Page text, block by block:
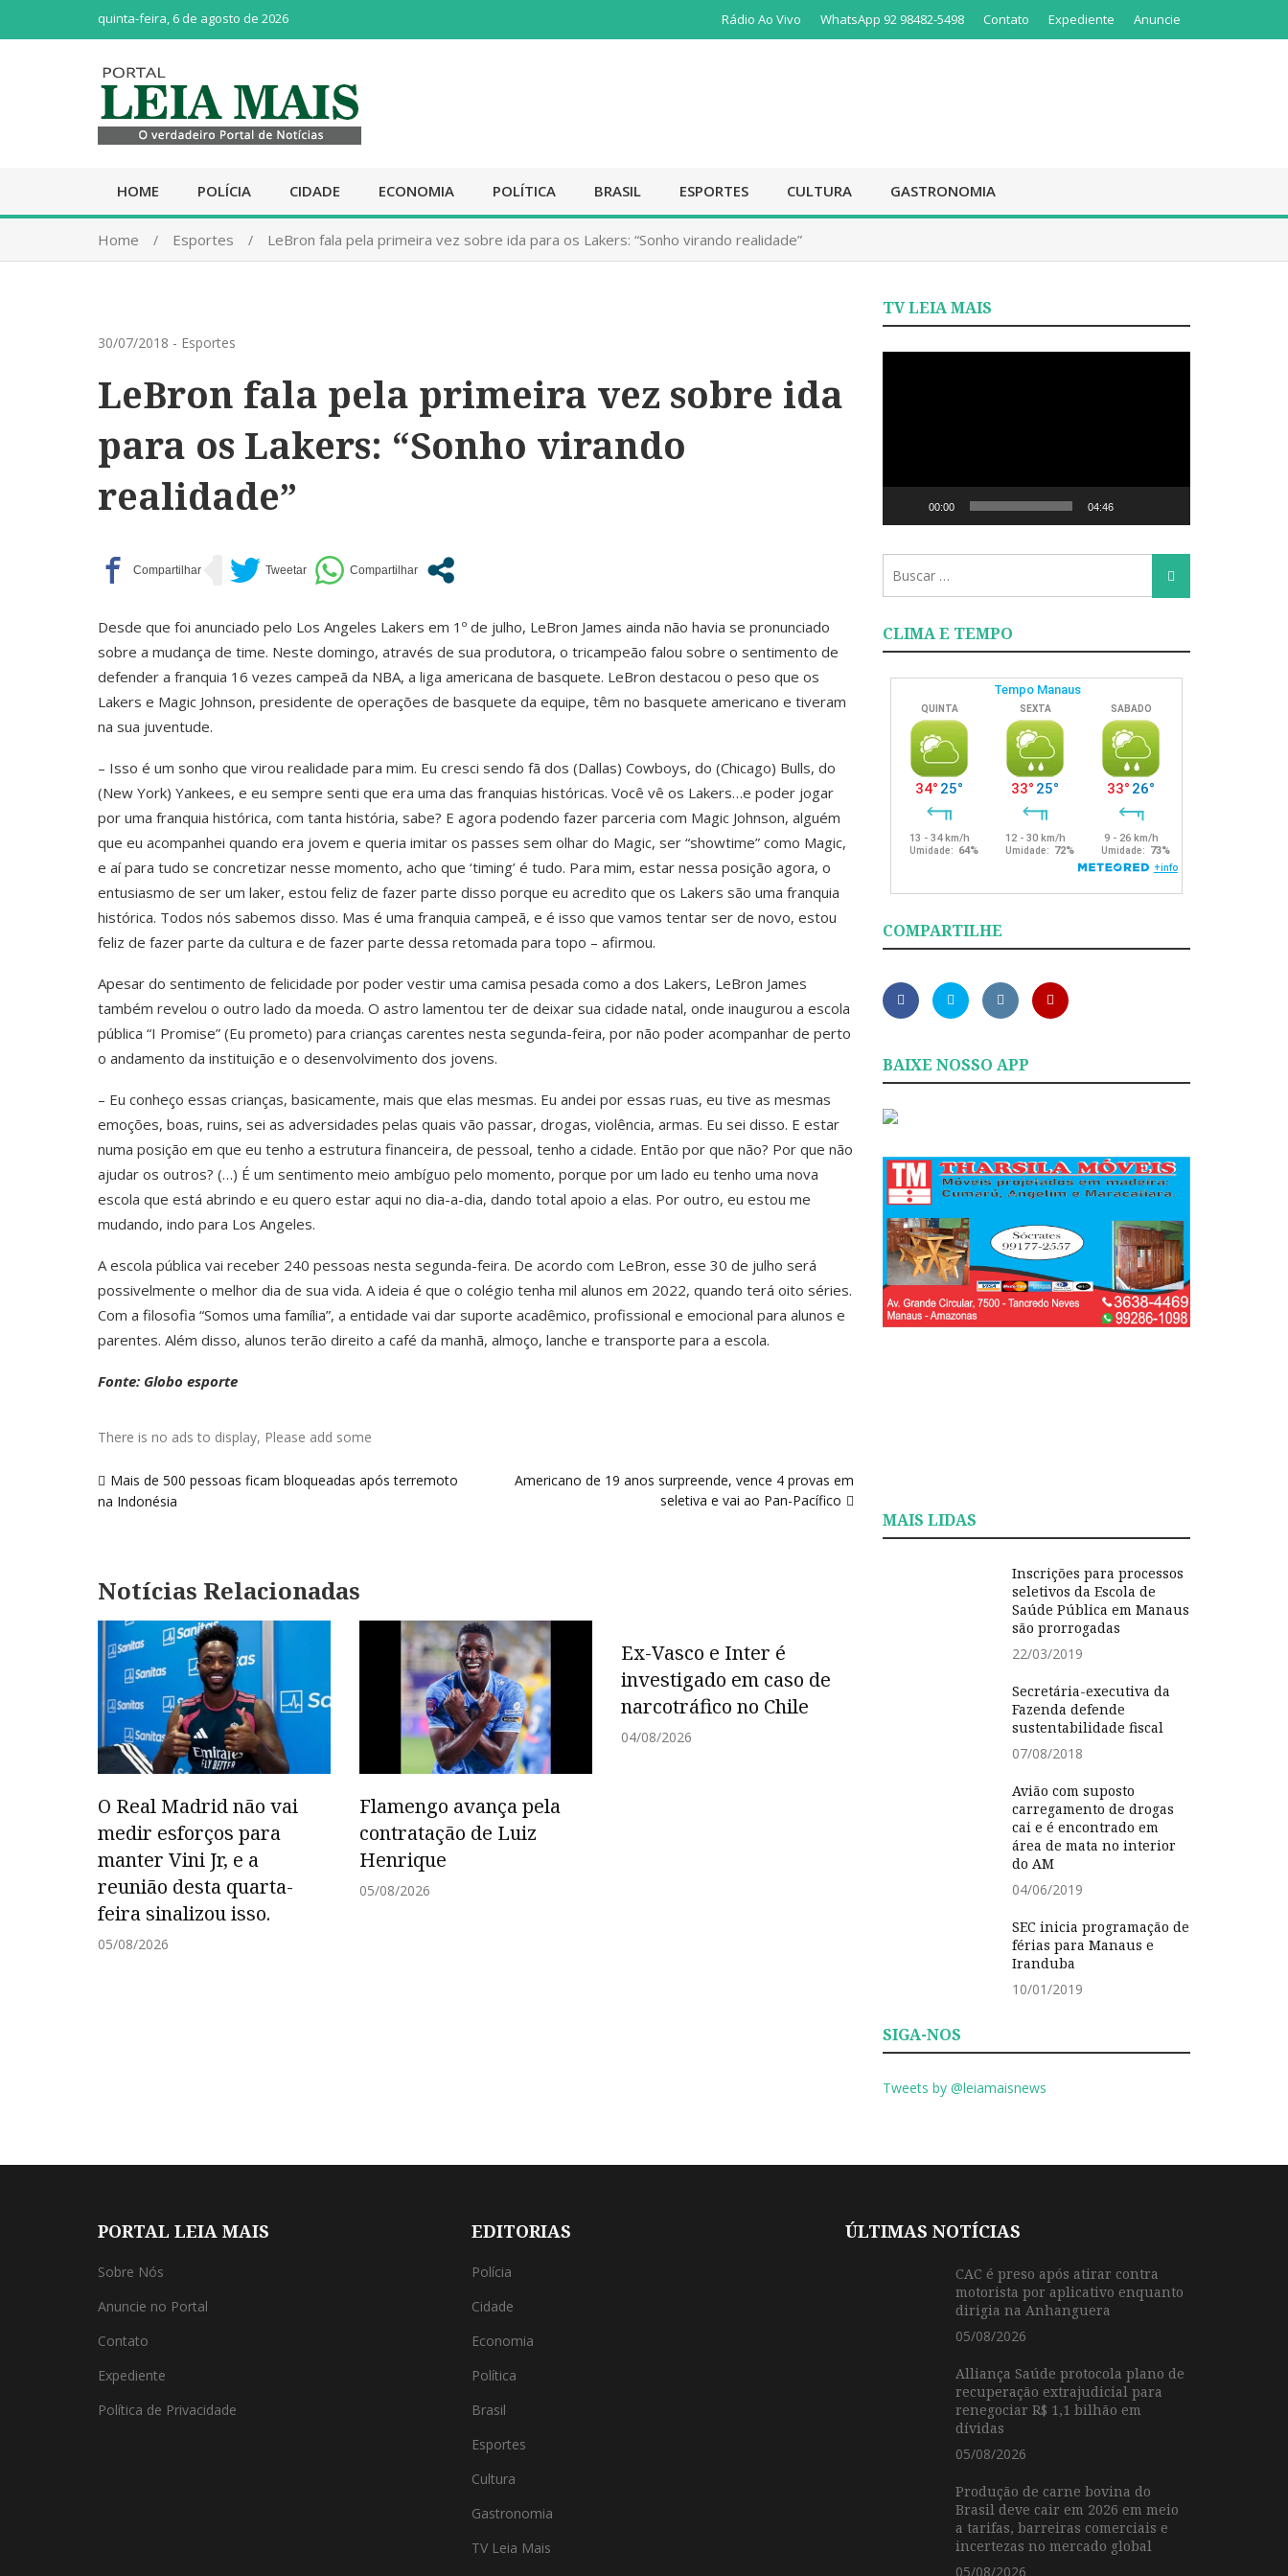
quinta-feira, 6 de agosto de 2026 Anuncie
Expediente
Contato
WhatsApp 92 98482-5498
Rádio Ao Vivo
HOME POLÍCIA CIDADE ECONOMIA POLÍTICA BRASIL ESPORTES CULTURA GASTRONOMIA
Home Esportes LeBron fala pela primeira vez sobre ida para os Lakers: “Sonho virando realidade”
30/07/2018 - Esportes
LeBron fala pela primeira vez sobre ida
para os Lakers: “Sonho virando
realidade”
Desde que foi anunciado pelo Los Angeles Lakers em 1º de julho, LeBron James ainda não havia se pronunciado
sobre a mudança de time. Neste domingo, através de sua produtora, o tricampeão falou sobre o sentimento de
defender a franquia 16 vezes campeã da NBA, a liga americana de basquete. LeBron destacou o peso que os
Lakers e Magic Johnson, presidente de operações de basquete da equipe, têm no basquete americano e tiveram
na sua juventude.
– Isso é um sonho que virou realidade para mim. Eu cresci sendo fã dos (Dallas) Cowboys, do (Chicago) Bulls, do
(New York) Yankees, e eu sempre senti que era uma das franquias históricas. Você vê os Lakers…e poder jogar
por uma franquia histórica, com tanta história, sabe? E agora podendo fazer parceria com Magic Johnson, alguém
que eu acompanhei quando era jovem e queria imitar os passes sem olhar do Magic, ser “showtime” como Magic,
e aí para tudo se concretizar nesse momento, acho que ‘timing’ é tudo. Para mim, estar nessa posição agora, o
entusiasmo de ser um laker, estou feliz de fazer parte disso porque eu acredito que os Lakers são uma franquia
histórica. Todos nós sabemos disso. Mas é uma franquia campeã, e é isso que vamos tentar ser de novo, estou
feliz de fazer parte da cultura e de fazer parte dessa retomada para topo – afirmou.
Apesar do sentimento de felicidade por poder vestir uma camisa pesada como a dos Lakers, LeBron James
também revelou o outro lado da moeda. O astro lamentou ter de deixar sua cidade natal, onde inaugurou a escola
pública “I Promise” (Eu prometo) para crianças carentes nesta segunda-feira, por não poder acompanhar de perto
o andamento da instituição e o desenvolvimento dos jovens.
– Eu conheço essas crianças, basicamente, mais que elas mesmas. Eu andei por essas ruas, eu tive as mesmas
emoções, boas, ruins, sei as adversidades pelas quais vão passar, drogas, violência, armas. Eu sei disso. E estar
numa posição em que eu tenho a estrutura financeira, de pessoal, tenho a cidade. Então por que não? Por que não
ajudar os outros? (…) É um sentimento meio ambíguo pelo momento, porque por um lado eu tenho uma nova
escola que está abrindo e eu quero estar aqui no dia-a-dia, dando total apoio a elas. Por outro, eu estou me
mudando, indo para Los Angeles.
A escola pública vai receber 240 pessoas nesta segunda-feira. De acordo com LeBron, esse 30 de julho será
possivelmente o melhor dia de sua vida. A ideia é que o colégio tenha mil alunos em 2022, quando terá oito séries.
Com a filosofia “Somos uma família”, a entidade vai dar suporte acadêmico, profissional e emocional para alunos e
parentes. Além disso, alunos terão direito a café da manhã, almoço, lanche e transporte para a escola.
Fonte: Globo esporte
There is no ads to display, Please add some
deMais de 500 pessoas ficam bloqueadas após terremoto
na Indonésia
Americano de 19 anos surpreende, vence 4 provas em
seletiva e vai ao Pan-Pacífico
Notícias Relacionadas
O Real Madrid não vai
medir esforços para
manter Vini Jr, e a
reunião desta quarta-
feira sinalizou isso.
05/08/2026
Flamengo avança pela
contratação de Luiz
Henrique
05/08/2026
Ex-Vasco e Inter é
investigado em caso de
narcotráfico no Chile
04/08/2026
TV LEIA MAIS
00:00 04:46
para:
Busca
CLIMA E TEMPO
COMPARTILHE
BAIXE NOSSO APP
MAIS LIDAS
Inscrições para processos
seletivos da Escola de
Saúde Pública em Manaus
são prorrogadas
22/03/2019
Secretária-executiva da
Fazenda defende
sustentabilidade fiscal
07/08/2018
Avião com suposto
carregamento de drogas
cai e é encontrado em
área de mata no interior
do AM
04/06/2019
SEC inicia programação de
férias para Manaus e
Iranduba
10/01/2019
SIGA-NOS
Tweets by @leiamaisnews
PORTAL LEIA MAIS
Sobre Nós
Anuncie no Portal
Contato
Expediente
Política de Privacidade
EDITORIAS
Polícia
Cidade
Economia
Política
Brasil
Esportes
Cultura
Gastronomia
TV Leia Mais
ÚLTIMAS NOTÍCIAS
CAC é preso após atirar contra
motorista por aplicativo enquanto
dirigia na Anhanguera
05/08/2026
Alliança Saúde protocola plano de
recuperação extrajudicial para
renegociar R$ 1,1 bilhão em
dívidas
05/08/2026
Produção de carne bovina do
Brasil deve cair em 2026 em meio
a tarifas, barreiras comerciais e
incertezas no mercado global
05/08/2026